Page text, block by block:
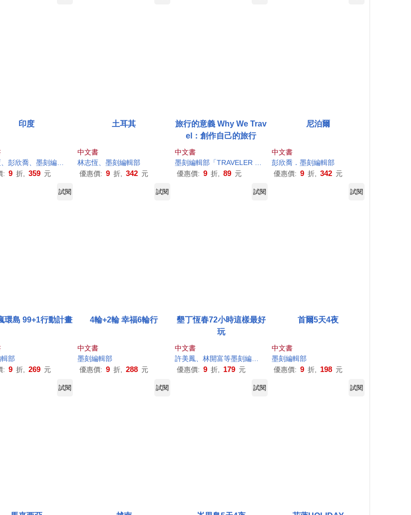
印度
彭欣喬、墨刻編輯部
: 9 折, 359 元
土耳其
中文書
林志恆、墨刻編輯部
優惠價: 9 折, 342 元
旅行的意義 Why We Trav
el：創作自己的旅行
中文書
墨刻編輯部 「TRAVELER Luxe 旅人誌」
優惠價: 9 折, 89 元
尼泊爾
中文書
彭欣喬．墨刻編輯部
優惠價: 9 折, 342 元
試閱 試閱 試閱 試閱
環島 99+1行動計畫
部
: 9 折, 269 元
4輪+2輪 幸福6輪行
中文書
墨刻編輯部
優惠價: 9 折, 288 元
墾丁恆春72小時這樣最好
玩
中文書
許美鳳、林開富等墨刻編輯部
優惠價: 9 折, 179 元
首爾5天4夜
中文書
墨刻編輯部
優惠價: 9 折, 198 元
試閱 試閱 試閱 試閱